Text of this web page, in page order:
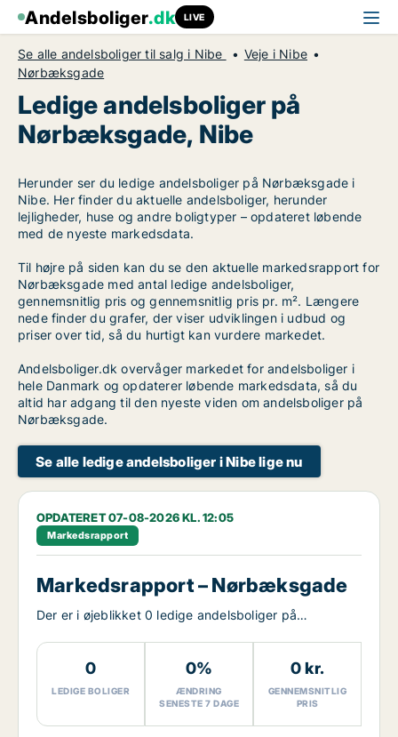
Andelsboliger.dk LIVE
Se alle andelsboliger til salg i Nibe
Veje i Nibe
Nørbæksgade
Ledige andelsboliger på
Nørbæksgade, Nibe
Herunder ser du ledige andelsboliger på Nørbæksgade i
Nibe. Her finder du aktuelle andelsboliger, herunder
lejligheder, huse og andre boligtyper – opdateret løbende
med de nyeste markedsdata.
Til højre på siden kan du se den aktuelle markedsrapport for
Nørbæksgade med antal ledige andelsboliger,
gennemsnitlig pris og gennemsnitlig pris pr. m². Længere
nede finder du grafer, der viser udviklingen i udbud og
priser over tid, så du hurtigt kan vurdere markedet.
Andelsboliger.dk overvåger markedet for andelsboliger i
hele Danmark og opdaterer løbende markedsdata, så du
altid har adgang til den nyeste viden om andelsboliger på
Nørbæksgade.
Se alle ledige andelsboliger i Nibe lige nu
OPDATERET 07-08-2026 KL. 12:05
Markedsrapport
Markedsrapport – Nørbæksgade
Der er i øjeblikket 0 ledige andelsboliger på
0
LEDIGE BOLIGER
0%
ÆNDRING
SENESTE 7 DAGE
0 kr.
GENNEMSNITLIG
PRIS